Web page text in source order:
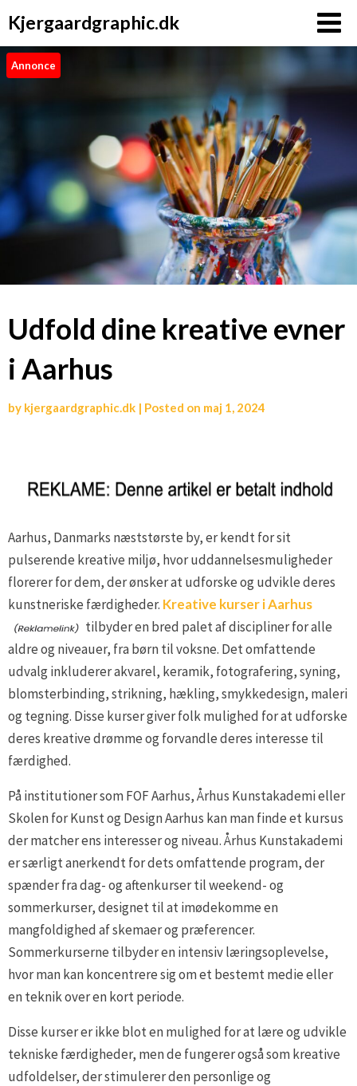
Kjergaardgraphic.dk
Annonce
Udfold dine kreative evner
i Aarhus
by kjergaardgraphic.dk | Posted on maj 1, 2024
Aarhus, Danmarks næststørste by, er kendt for sit
pulserende kreative miljø, hvor uddannelsesmuligheder
florerer for dem, der ønsker at udforske og udvikle deres
kunstneriske færdigheder. Kreative kurser i Aarhus
tilbyder en bred palet af discipliner for alle
aldre og niveauer, fra børn til voksne. Det omfattende
udvalg inkluderer akvarel, keramik, fotografering, syning,
blomsterbinding, strikning, hækling, smykkedesign, maleri
og tegning. Disse kurser giver folk mulighed for at udforske
deres kreative drømme og forvandle deres interesse til
færdighed.
På institutioner som FOF Aarhus, Århus Kunstakademi eller
Skolen for Kunst og Design Aarhus kan man finde et kursus
der matcher ens interesser og niveau. Århus Kunstakademi
er særligt anerkendt for dets omfattende program, der
spænder fra dag- og aftenkurser til weekend- og
sommerkurser, designet til at imødekomme en
mangfoldighed af skemaer og præferencer.
Sommerkurserne tilbyder en intensiv læringsoplevelse,
hvor man kan koncentrere sig om et bestemt medie eller
en teknik over en kort periode.
Disse kurser er ikke blot en mulighed for at lære og udvikle
tekniske færdigheder, men de fungerer også som kreative
udfoldelser, der stimulerer den personlige og